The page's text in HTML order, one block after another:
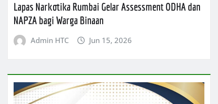
Lapas Narkotika Rumbai Gelar Assessment ODHA dan
NAPZA bagi Warga Binaan
Admin HTC Jun 15, 2026